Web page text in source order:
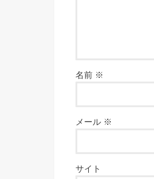
名前 ※
メール ※
サイト